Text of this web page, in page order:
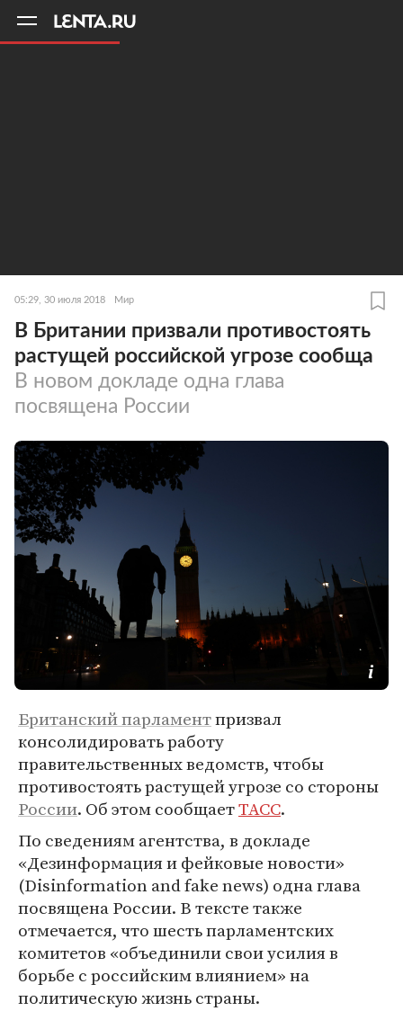
05:29, 30 июля 2018 Мир
В Британии призвали противостоять
растущей российской угрозе сообща
В новом докладе одна глава
посвящена России
Британский парламентпризвал
консолидировать работу
правительственных ведомств, чтобы
противостоять растущей угрозе со стороны
России. Об этом сообщаетТАСС.
По сведениям агентства, в докладе
«Дезинформация и фейковые новости»
(Disinformation and fake news) одна глава
посвящена России. В тексте также
отмечается, что шесть парламентских
комитетов «объединили свои усилия в
борьбе с российским влиянием» на
политическую жизнь страны.